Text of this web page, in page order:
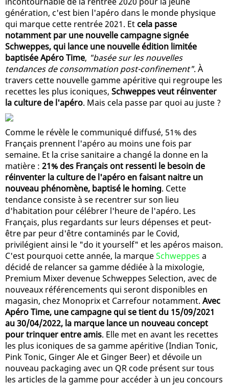
génération, c'est bien l'apéro dans le monde physique
qui marque cette rentrée 2021. Et cela passe
notamment par une nouvelle campagne signée
Schweppes, qui lance une nouvelle édition limitée
baptisée Apéro Time, "basée sur les nouvelles
tendances de consommation post-confinement". À
travers cette nouvelle gamme apéritive qui regroupe les
recettes les plus iconiques, Schweppes veut réinventer
la culture de l'apéro. Mais cela passe par quoi au juste ?
Comme le révèle le communiqué diffusé, 51% des
Français prennent l'apéro au moins une fois par
semaine. Et la crise sanitaire a changé la donne en la
matière : 21% des Français ont ressenti le besoin de
réinventer la culture de l'apéro en faisant naitre un
nouveau phénomène, baptisé le homing. Cette
tendance consiste à se recentrer sur son lieu
d'habitation pour célébrer l'heure de l'apéro. Les
Français, plus regardants sur leurs dépenses et peut-
être par peur d'être contaminés par le Covid,
privilégient ainsi le "do it yourself" et les apéros maison.
C'est pourquoi cette année, la marqueSchweppes a
décidé de relancer sa gamme dédiée à la mixologie,
Premium Mixer devenue Schweppes Selection, avec de
nouveaux référencements qui seront disponibles en
magasin, chez Monoprix et Carrefour notamment. Avec
Apéro Time, une campagne qui se tient du 15/09/2021
au 30/04/2022, la marque lance un nouveau concept
pour trinquer entre amis. Elle met en avant les recettes
les plus iconiques de sa gamme apéritive (Indian Tonic,
Pink Tonic, Ginger Ale et Ginger Beer) et dévoile un
nouveau packaging avec un QR code présent sur tous
les articles de la gamme pour accéder à un jeu concours